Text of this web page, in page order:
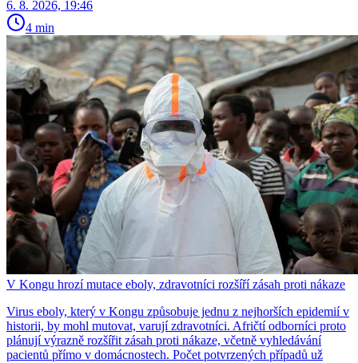
6. 8. 2026, 19:46
4 min
V Kongu hrozí mutace eboly, zdravotníci rozšíří zásah proti nákaze
Virus eboly, který v Kongu způsobuje jednu z nejhorších epidemií v
historii, by mohl mutovat, varují zdravotníci. Afričtí odborníci proto
plánují výrazně rozšířit zásah proti nákaze, včetně vyhledávání
pacientů přímo v domácnostech. Počet potvrzených případů už